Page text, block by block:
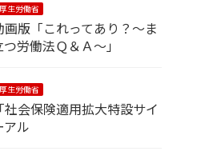
厚生労働省
版「これってあり？～ま
労働法Ｑ＆Ａ～」
厚生労働省
社会保険適用拡大特設サイ
アル